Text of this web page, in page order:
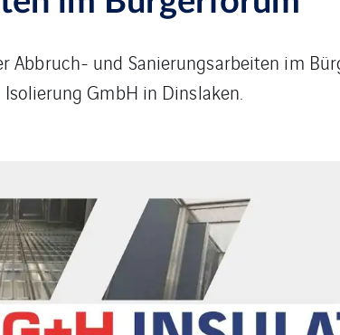
Abbruch- und Sanierungsarbeiten im
GmbH in Dinslaken.